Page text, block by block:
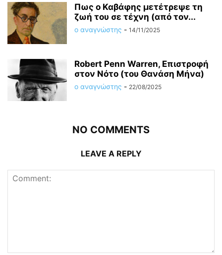
Πως ο Καβάφης μετέτρεψε τη
ζωή του σε τέχνη (από τον...
ο αναγνώστης - 14/11/2025
Robert Penn Warren, Επιστροφή
στον Νότο (του Θανάση Μήνα)
ο αναγνώστης - 22/08/2025
NO COMMENTS
LEAVE A REPLY